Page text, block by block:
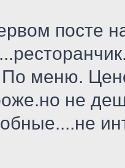
посте
По меню.
не